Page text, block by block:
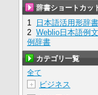
辞書ショートカッ
1
日本語活用形辞書
2 Weblio日本語例
例辞書
カテゴリ一覧
全て
＋
ビジネス